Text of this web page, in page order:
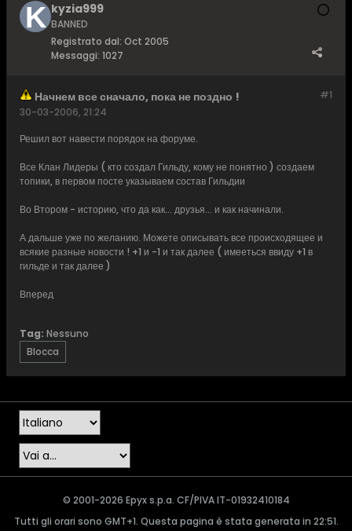
kyzia999
BANNED
Registrato dal: Oct 2005
Messaggi: 1027
#1
Начнем все сначало, пока не поздно !
30-03-2006, 21:24
Решил вот навести порядок на форуме.
Все Клан Лидеры ( кто создал Гильду, кому не понятно ) создаем
топики, в первом посте указываем состав Гильдии
Во Втором - историю, что да как... друзья... и как начинали.
А дальше уже по желанию. Можете описывать все происходящее и
всякие разные новости ! +1 и -1 и так далее ( имееться ввиду +1 в
гильде и так далее )
Вперед
Tag: Nessuno
Blocca
© 2001-2026 Epyx s.p.a. CF/PIVA IT-01932410184
Tutti gli orari sono GMT+1. Questa pagina è stata generata in 22:51.